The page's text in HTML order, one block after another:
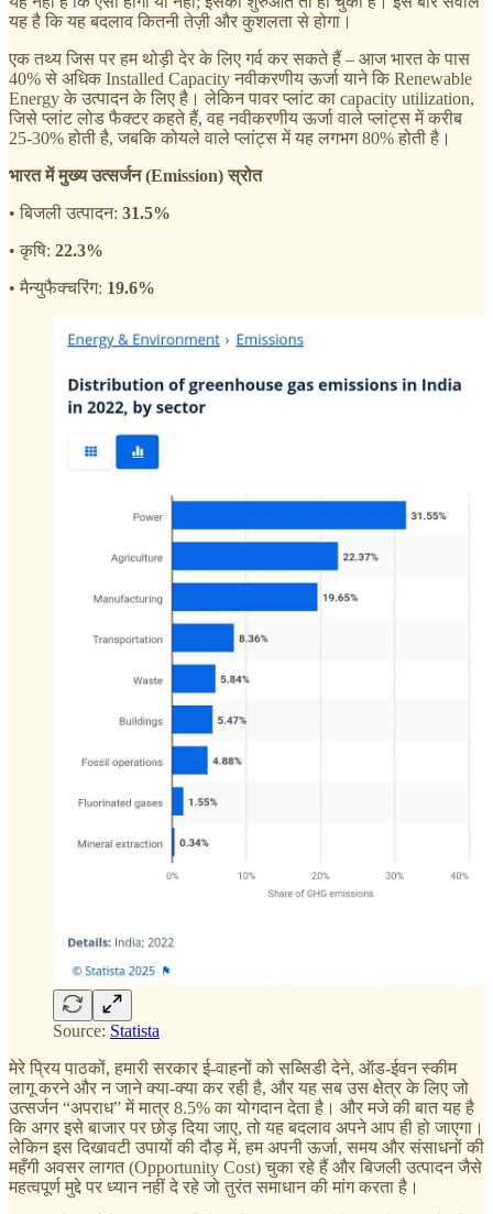
यह है कि यह बदलाव कितनी तेज़ी और कुशलता से होगा।
एक तथ्य जिस पर हम थोड़ी देर के लिए गर्व कर सकते हैं – आज भारत के पास
40% से अधिक Installed Capacity नवीकरणीय ऊर्जा याने कि Renewable
Energy के उत्पादन के लिए है। लेकिन पावर प्लांट का capacity utilization,
जिसे प्लांट लोड फैक्टर कहते हैं, वह नवीकरणीय ऊर्जा वाले प्लांट्स में करीब
25-30% होती है, जबकि कोयले वाले प्लांट्स में यह लगभग 80% होती है।
भारत में मुख्य उत्सर्जन (Emission) स्रोत
• बिजली उत्पादन: 31.5%
• कृषि: 22.3%
• मैन्युफैक्चरिंग: 19.6%
Source: Statista
मेरे प्रिय पाठकों, हमारी सरकार ई-वाहनों को सब्सिडी देने, ऑड-ईवन स्कीम
लागू करने और न जाने क्या-क्या कर रही है, और यह सब उस क्षेत्र के लिए जो
उत्सर्जन “अपराध” में मात्र 8.5% का योगदान देता है। और मजे की बात यह है
कि अगर इसे बाजार पर छोड़ दिया जाए, तो यह बदलाव अपने आप ही हो जाएगा।
लेकिन इस दिखावटी उपायों की दौड़ में, हम अपनी ऊर्जा, समय और संसाधनों की
महँगी अवसर लागत (Opportunity Cost) चुका रहे हैं और बिजली उत्पादन जैसे
महत्वपूर्ण मुद्दे पर ध्यान नहीं दे रहे जो तुरंत समाधान की मांग करता है।